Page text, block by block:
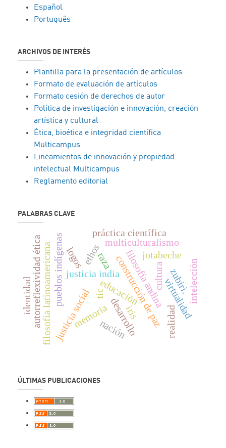
Español
Português
ARCHIVOS DE INTERÉS
Plantilla para la presentación de artículos
Formato de evaluación de artículos
Formato cesión de derechos de autor
Política de investigación e innovación, creación
artística y cultural
Ética, bioética e integridad científica
Multicampus
Lineamientos de innovación y propiedad
intelectual Multicampus
Reglamento editorial
PALABRAS CLAVE
construcción de paz
educación
justicia social
justicia india
pueblos indígenas filosofía andina
filosofía lati­noamericana multiculturalismo
cultura
tic
desarrollo
memoria virtualidad
autorreflexividad ética
práctica científica
ethos jotabeche
iris
raza
nación
identidad intelección
logos
realidad
zubiri.
ÚLTIMAS PUBLICACIONES